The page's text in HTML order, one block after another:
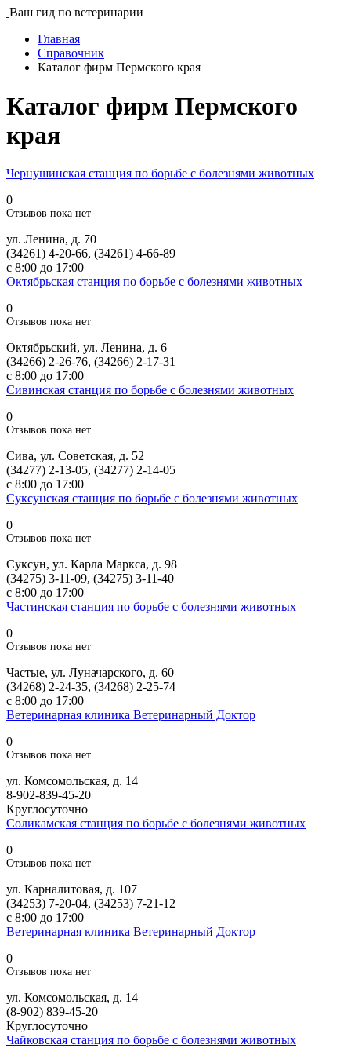
Ваш гид по ветеринарии
Главная
Справочник
Каталог фирм Пермского края
Каталог фирм Пермского
края
Чернушинская станция по борьбе с болезнями животных
0
Отзывов пока нет
ул. Ленина, д. 70
(34261) 4-20-66, (34261) 4-66-89
с 8:00 до 17:00
Октябрьская станция по борьбе с болезнями животных
0
Отзывов пока нет
Октябрьский, ул. Ленина, д. 6
(34266) 2-26-76, (34266) 2-17-31
с 8:00 до 17:00
Сивинская станция по борьбе с болезнями животных
0
Отзывов пока нет
Сива, ул. Советская, д. 52
(34277) 2-13-05, (34277) 2-14-05
с 8:00 до 17:00
Суксунская станция по борьбе с болезнями животных
0
Отзывов пока нет
Суксун, ул. Карла Маркса, д. 98
(34275) 3-11-09, (34275) 3-11-40
с 8:00 до 17:00
Частинская станция по борьбе с болезнями животных
0
Отзывов пока нет
Частые, ул. Луначарского, д. 60
(34268) 2-24-35, (34268) 2-25-74
с 8:00 до 17:00
Ветеринарная клиника Ветеринарный Доктор
0
Отзывов пока нет
ул. Комсомольская, д. 14
8-902-839-45-20
Круглосуточно
Соликамская станция по борьбе с болезнями животных
0
Отзывов пока нет
ул. Карналитовая, д. 107
(34253) 7-20-04, (34253) 7-21-12
с 8:00 до 17:00
Ветеринарная клиника Ветеринарный Доктор
0
Отзывов пока нет
ул. Комсомольская, д. 14
(8-902) 839-45-20
Круглосуточно
Чайковская станция по борьбе с болезнями животных